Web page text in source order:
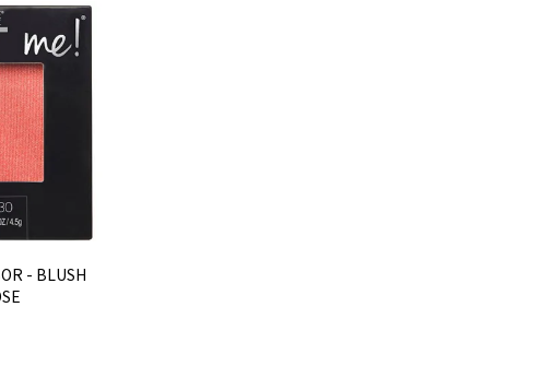
- BLUSH